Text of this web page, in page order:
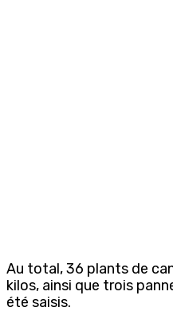
Au total, 36 plants de
kilos, ainsi que trois
été saisis.